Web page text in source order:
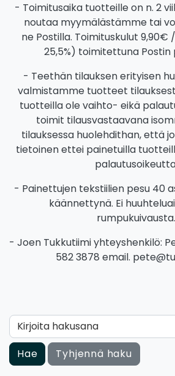
- Toimitusaika tuotteille on n. 2
noutaa myymälästämme tai
ne Postilla. Toimituskulut 9,90€
25,5%) toimitettuna Postin
- Teethän tilauksen erityisen
valmistamme tuotteet
tuotteilla ole vaihto- eikä
toimit tilausvastaavana
tilauksessa huolehdithan, että
tietoinen ettei painetuilla
- Painettujen tekstiilien pesu 40
käännettynä. Ei
rumpukuivausta.
- Joen Tukkutiimi yhteyshenkilö:
582 3878 email.
Kirjoita hakusana
Hae Tyhjennä haku